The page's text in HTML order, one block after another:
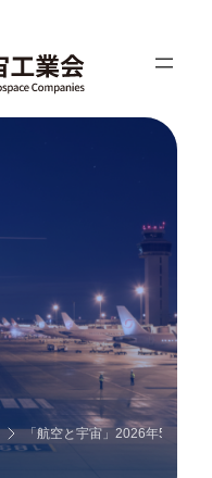
「航空と宇宙」2026年5月号